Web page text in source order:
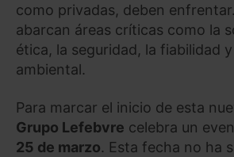
como privadas, deben
abarcan áreas críticas como la
ética, la seguridad, la fiabilidad
ambiental.
Para marcar el inicio de esta
Grupo Lefebvre celebra un
25 de marzo. Esta fecha no ha